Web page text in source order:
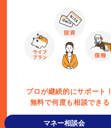
プロが継続的にサポート！
無料で何度も相談できる
マネー相談会